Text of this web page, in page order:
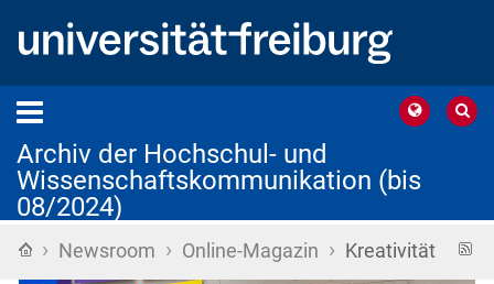
Archiv der Hochschul- und
Wissenschaftskommunikation (bis
08/2024)
Startseite
› Newsroom › Online-Magazin › Kreativität